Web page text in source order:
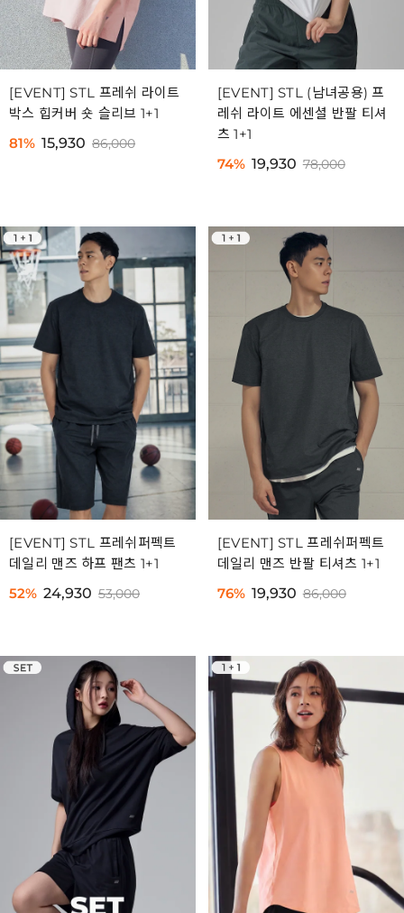
[EVENT] STL 프레쉬 라이트
박스 힙커버 숏 슬리브 1+1
81% 15,930 86,000
[EVENT] STL (남녀공용) 프
레쉬 라이트 에센셜 반팔 티셔
츠 1+1
74% 19,930 78,000
[EVENT] STL 프레쉬퍼펙트
데일리 맨즈 하프 팬츠 1+1
52% 24,930 53,000
[EVENT] STL 프레쉬퍼펙트
데일리 맨즈 반팔 티셔츠 1+1
76% 19,930 86,000